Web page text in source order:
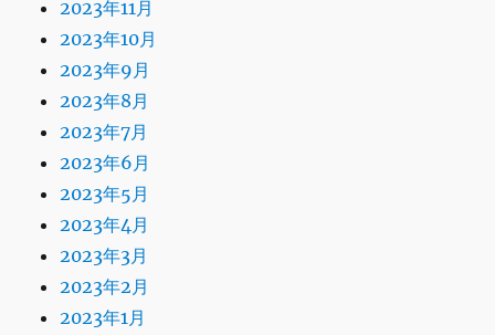
2023年11月
2023年10月
2023年9月
2023年8月
2023年7月
2023年6月
2023年5月
2023年4月
2023年3月
2023年2月
2023年1月